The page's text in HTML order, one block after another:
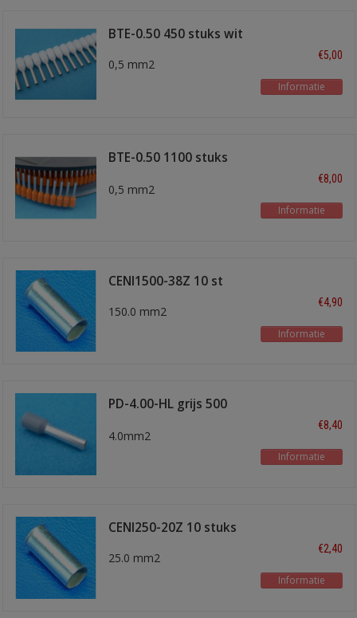
BTE-0.50 450 stuks wit
0,5 mm2
€5,00
Informatie
BTE-0.50 1100 stuks
0,5 mm2
€8,00
Informatie
CENI1500-38Z 10 st
150.0 mm2
€4,90
Informatie
PD-4.00-HL grijs 500
4.0mm2
€8,40
Informatie
CENI250-20Z 10 stuks
25.0 mm2
€2,40
Informatie